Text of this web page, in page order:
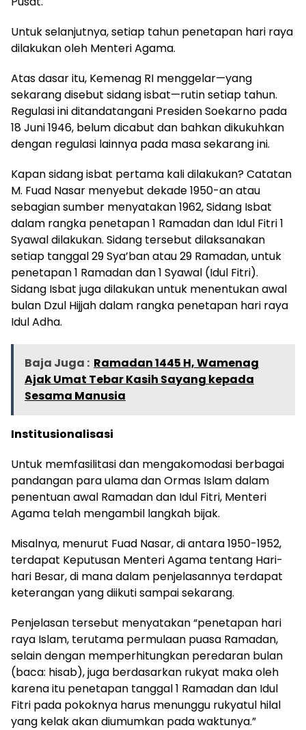
Untuk selanjutnya, setiap tahun penetapan hari raya
dilakukan oleh Menteri Agama.
Atas dasar itu, Kemenag RI menggelar—yang
sekarang disebut sidang isbat—rutin setiap tahun.
Regulasi ini ditandatangani Presiden Soekarno pada
18 Juni 1946, belum dicabut dan bahkan dikukuhkan
dengan regulasi lainnya pada masa sekarang ini.
Kapan sidang isbat pertama kali dilakukan? Catatan
M. Fuad Nasar menyebut dekade 1950-an atau
sebagian sumber menyatakan 1962, Sidang Isbat
dalam rangka penetapan 1 Ramadan dan Idul Fitri 1
Syawal dilakukan. Sidang tersebut dilaksanakan
setiap tanggal 29 Sya’ban atau 29 Ramadan, untuk
penetapan 1 Ramadan dan 1 Syawal (Idul Fitri).
Sidang Isbat juga dilakukan untuk menentukan awal
bulan Dzul Hijjah dalam rangka penetapan hari raya
Idul Adha.
Baja Juga : Ramadan 1445 H, Wamenag
Ajak Umat Tebar Kasih Sayang kepada
Sesama Manusia
Institusionalisasi
Untuk memfasilitasi dan mengakomodasi berbagai
pandangan para ulama dan Ormas Islam dalam
penentuan awal Ramadan dan Idul Fitri, Menteri
Agama telah mengambil langkah bijak.
Misalnya, menurut Fuad Nasar, di antara 1950-1952,
terdapat Keputusan Menteri Agama tentang Hari-
hari Besar, di mana dalam penjelasannya terdapat
keterangan yang diikuti sampai sekarang.
Penjelasan tersebut menyatakan “penetapan hari
raya Islam, terutama permulaan puasa Ramadan,
selain dengan memperhitungkan peredaran bulan
(baca: hisab), juga berdasarkan rukyat maka oleh
karena itu penetapan tanggal 1 Ramadan dan Idul
Fitri pada pokoknya harus menunggu rukyatul hilal
yang kelak akan diumumkan pada waktunya.”